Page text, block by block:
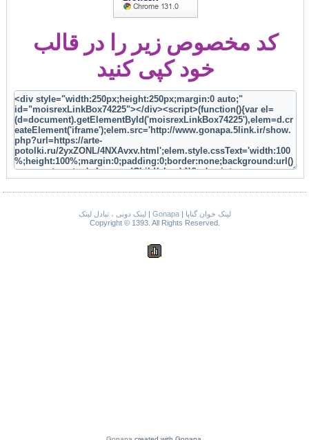
کد مخصوص زیر را در قالب
خود کپی کنید
لینک دونی ، تبادل لینک| Gonapa|
لینک خوان گناپا
Copyright © 1393. All Rights Reserved.